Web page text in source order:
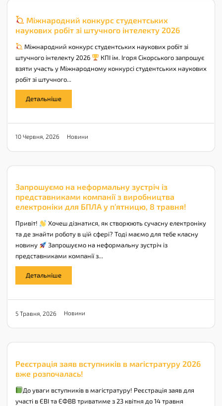
Міжнародний конкурс студентських
наукових робіт зі штучного інтелекту 2026
10 Червня, 2026 Новини
Міжнародний конкурс студентських наукових робіт зі
штучного інтелекту 2026
КПІ ім. Ігоря Сікорського запрошує
взяти участь у Міжнародному конкурсі студентських наукових
робіт зі штучного...
Детальніше
Запрошуємо на неформальну зустріч із
представниками компанії з виробництва
електроніки для БПЛА у п’ятницю, 8 травня!
5 Травня, 2026 Новини
Привіт!
Хочеш дізнатися, як створюють сучасну електроніку
та де знайти роботу в цій сфері? Тоді маємо для тебе класну
новину
Запрошуємо на неформальну зустріч із
представниками компанії з...
Детальніше
Реєстрація заяв вступників в магістратуру 2026
вже розпочалась!
До уваги вступників в магістратуру! Реєстрація заяв для
участі в ЄВІ та ЄФВВ триватиме з 23 квітня до 14 травня